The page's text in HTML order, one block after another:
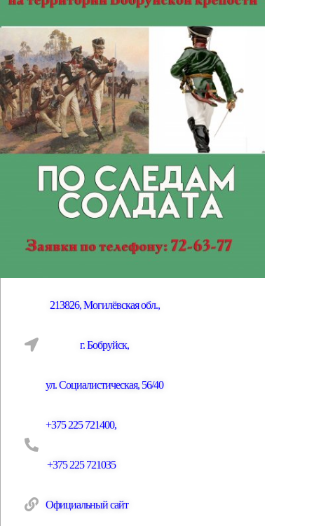
213826, Могилёвская обл.,
г. Бобруйск,
ул. Социалистическая, 56/40
+375 225 721400,
+375 225 721035
Официальный сайт